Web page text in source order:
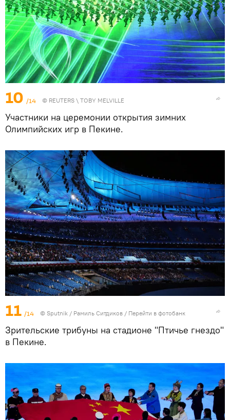
10 /14 © REUTERS \ TOBY MELVILLE
Участники на церемонии открытия зимних
Олимпийских игр в Пекине.
11 /14 © Sputnik / Рамиль Ситдиков / Перейти в фотобанк
Зрительские трибуны на стадионе "Птичье гнездо"
в Пекине.